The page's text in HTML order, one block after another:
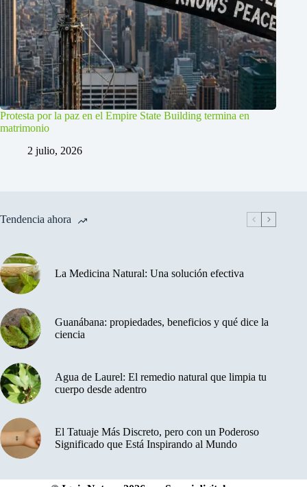
Protesta por la paz en el Empire State Building termina en
matrimonio
2 julio, 2026
Tendencia ahora
La Medicina Natural: Una solución efectiva
Guanábana: propiedades, beneficios y qué dice la
ciencia
Agua de Laurel: El remedio natural que limpia tu
cuerpo desde adentro
El Tatuaje Más Discreto, pero con un Poderoso
Significado que Está Inspirando al Mundo